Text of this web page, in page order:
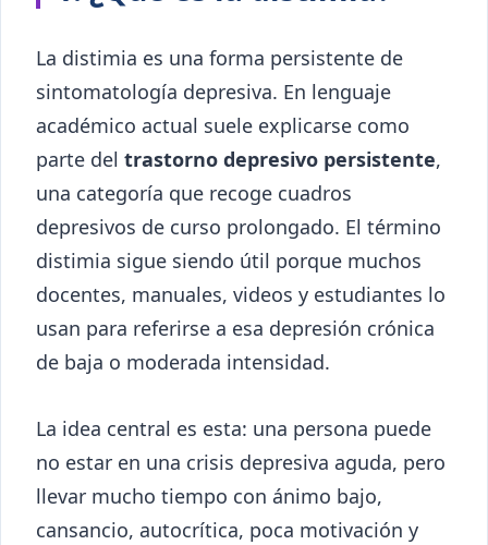
La distimia es una forma persistente de
sintomatología depresiva. En lenguaje
académico actual suele explicarse como
parte del trastorno depresivo persistente,
una categoría que recoge cuadros
depresivos de curso prolongado. El término
distimia sigue siendo útil porque muchos
docentes, manuales, videos y estudiantes lo
usan para referirse a esa depresión crónica
de baja o moderada intensidad.
La idea central es esta: una persona puede
no estar en una crisis depresiva aguda, pero
llevar mucho tiempo con ánimo bajo,
cansancio, autocrítica, poca motivación y